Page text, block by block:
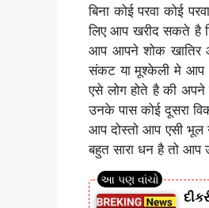
बिना कोई परवा कोई
लिए आप खरीद सकते है
आप आपने शोक खातिर
संकट या मूश्केली मे आप
एसे लोग होते है की
उनके पास कोई दूसरा
आप दोस्तो आप एसी भूल
बहुत सारा धन है तो आप